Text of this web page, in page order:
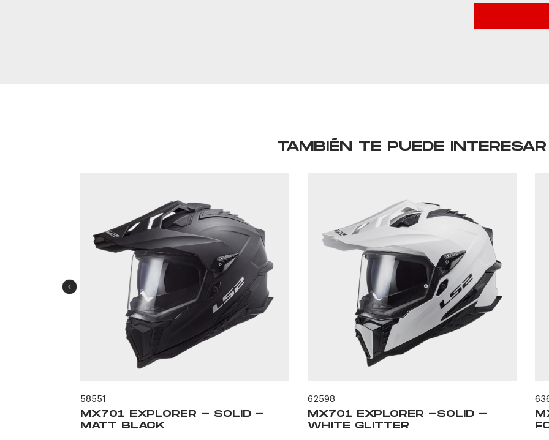
TAMBIÉN TE PUEDE INTERESAR
58551
MX701 EXPLORER - SOLID -
MATT BLACK
62598
MX701 EXPLORER -SOLID -
WHITE GLITTER